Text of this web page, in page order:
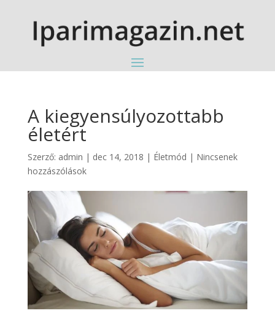
A kiegyensúlyozottabb
életért
Szerző: admin | dec 14, 2018 | Életmód | Nincsenek
hozzászólások